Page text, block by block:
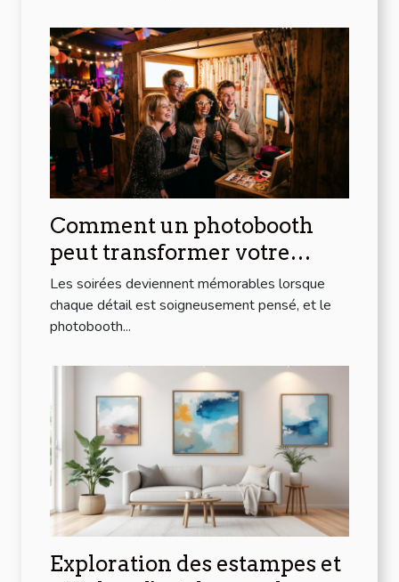
Comment un photobooth
peut transformer votre
soirée
Les soirées deviennent mémorables lorsque
chaque détail est soigneusement pensé, et le
photobooth...
Exploration des estampes et